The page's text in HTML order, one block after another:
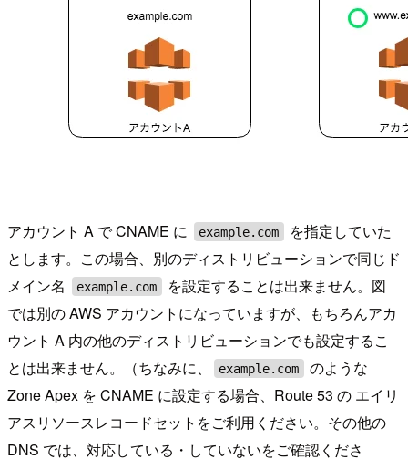
アカウント A で CNAME に example.com
を指定していた
とします。この場合、別のディストリビューションで同じド
メイン名
example.com
を設定することは出来ません。図
では別の AWS アカウントになっていますが、もちろんアカ
ウント A 内の他のディストリビューションでも設定するこ
とは出来ません。（ちなみに、
example.com
のような
Zone Apex を CNAME に設定する場合、Route 53 の エイリ
アスリソースレコードセットをご利用ください。その他の
DNS では、対応している・していないをご確認くださ